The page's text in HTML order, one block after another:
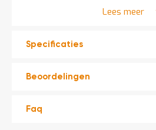
Merk: Fetra
Totale breedte: 715 mm
Etagehoogte / nuttige hoogte:
Lees meer
Specificaties
Beoordelingen
Faq